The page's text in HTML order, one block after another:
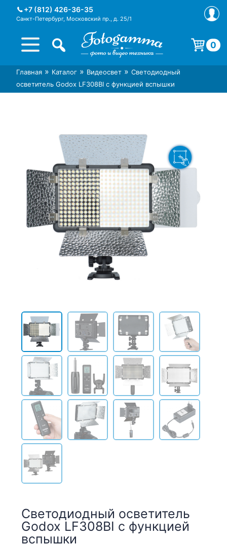
+7 (812) 426-36-35
Санкт-Петербург, Московский пр., д. 25/1
Интернет-магазин фототехники
Foto-Gamma в СПб
Магазин фотоаксессуаров foto-
gamma.ru
0
Корзина пуста.
Главная » Каталог » Видеосвет » Светодиодный
осветитель Godox LF308BI с функцией вспышки
Светодиодный осветитель
Godox LF308BI с функцией
вспышки